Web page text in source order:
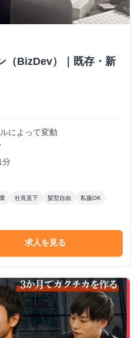
（BizDev）｜既存・新
によって変動
分
社長直下 髪型自由 私服OK
求人を見る